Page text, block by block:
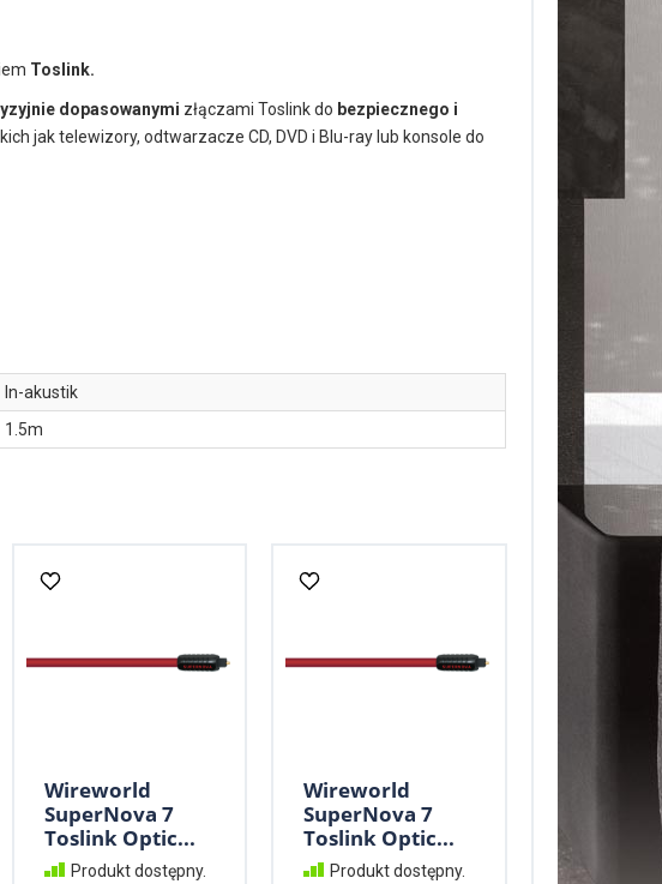
Toslink.
dopasowanymi złączami Toslink do bezpiecznego i
jak telewizory, odtwarzacze CD, DVD i Blu-ray lub konsole do
In-akustik
1.5m
Wireworld
SuperNova 7
Toslink Optic...
Produkt dostępny.
Wireworld
SuperNova 7
Toslink Optic...
Produkt dostępny.